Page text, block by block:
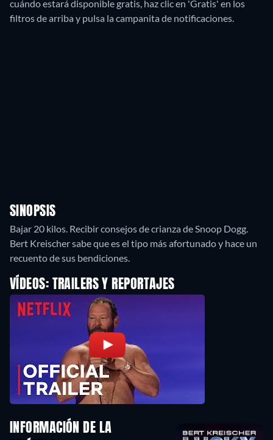
cuándo estará disponible gratis, haz clic en 'Gratis' en los
filtros de arriba y pulsa la campanita de notificaciones.
SINOPSIS
Bajar 20 kilos. Recibir consejos de crianza de Snoop Dogg.
Bert Kreischer sabe que es el tipo más afortunado y hace un
recuento de sus bendiciones.
VÍDEOS: TRAILERS Y REPORTAJES
INFORMACIÓN DE LA